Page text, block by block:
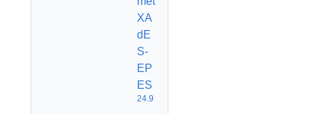
XA
dE
S-
EP
ES
24.9